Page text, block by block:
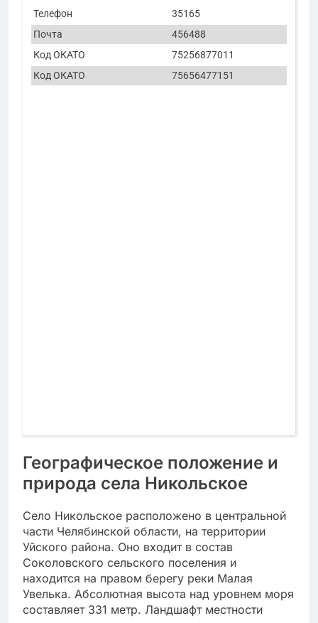
Телефон
35165
Почта
456488
Код ОКАТО
75256877011
Код ОКАТО
75656477151
Географическое положение и
природа села Никольское
Село Никольское расположено в центральной
части Челябинской области, на территории
Уйского района. Оно входит в состав
Соколовского сельского поселения и
находится на правом берегу реки Малая
Увелька. Абсолютная высота над уровнем моря
составляет 331 метр. Ландшафт местности